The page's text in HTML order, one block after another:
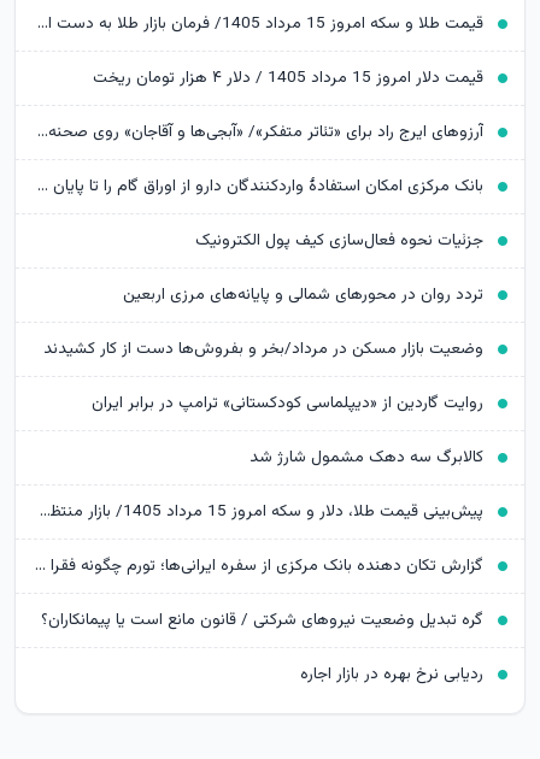
قیمت طلا و سکه امروز 15 مرداد 1405/ فرمان بازار طلا به دست اونس جهانی افتاد
قیمت دلار امروز 15 مرداد 1405 / دلار ۴ هزار تومان ریخت
آرزوهای ایرج راد برای «تئاتر متفکر»/ «آبجی‌ها و آقاجان» روی صحنه می‌رود
بانک مرکزی امکان استفادۀ واردکنندگان دارو از اوراق گام را تا پایان امسال تمدید کرد
جزئیات نحوه فعال‌سازی کیف پول الکترونیک
تردد روان در محورهای شمالی و پایانه‌های مرزی اربعین
وضعیت بازار مسکن در مرداد/بخر و بفروش‌ها دست از کار کشیدند
روایت گاردین از «دیپلماسی کودکستانی» ترامپ در برابر ایران
کالابرگ سه دهک مشمول شارژ شد
پیش‌بینی قیمت طلا، دلار و سکه امروز 15 مرداد 1405/ بازار منتظر مذاکرات تنگه هرمز
گزارش تکان‌ دهنده بانک مرکزی از سفره ایرانی‌ها؛ تورم چگونه فقرا را فقیرتر کرد؟
گره تبدیل وضعیت نیروهای شرکتی / قانون مانع است یا پیمانکاران؟
ردیابی نرخ بهره در بازار اجاره